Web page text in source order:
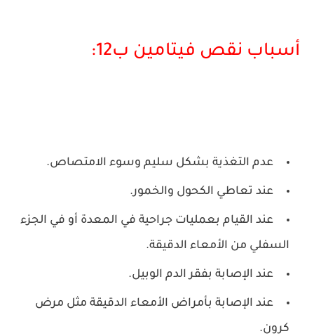
أسباب نقص فيتامين ب12:
عدم التغذية بشكل سليم وسوء الامتصاص.
عند تعاطي الكحول والخمور.
عند القيام بعمليات جراحية في المعدة أو في الجزء
السفلي من الأمعاء الدقيقة.
عند الإصابة بفقر الدم الوبيل.
عند الإصابة بأمراض الأمعاء الدقيقة مثل مرض
كرون.